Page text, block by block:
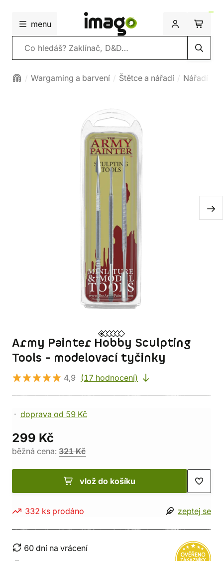
menu
Vyhledávání
Wargaming a barvení Štětce a nářadí Nářadí
Army Painter Hobby Sculpting
Tools - modelovací tyčinky
4,9 (17 hodnocení)
doprava od 59 Kč
299 Kč
běžná cena: 321 Kč
vlož do košíku
332 ks prodáno zeptej se
60 dní na vrácení